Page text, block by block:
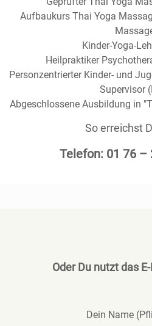
Aufbaukurs Thai Yoga
Kinder-Yoga-
Heilpraktiker
Personzentrierter Kinder- und
Supervisor
Abgeschlossene Ausbildung in
So erreichst
Telefon: 01 76 –
Oder Du nutzt das
Dein Name